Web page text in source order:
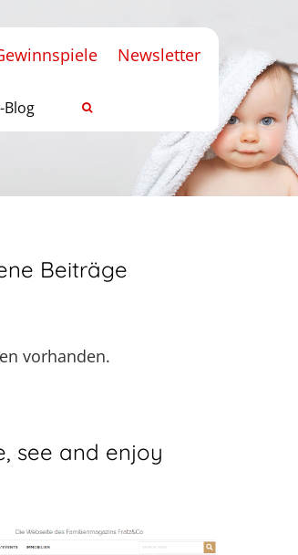
Newsletter
Blog
Beiträge
vorhanden.
see and enjoy